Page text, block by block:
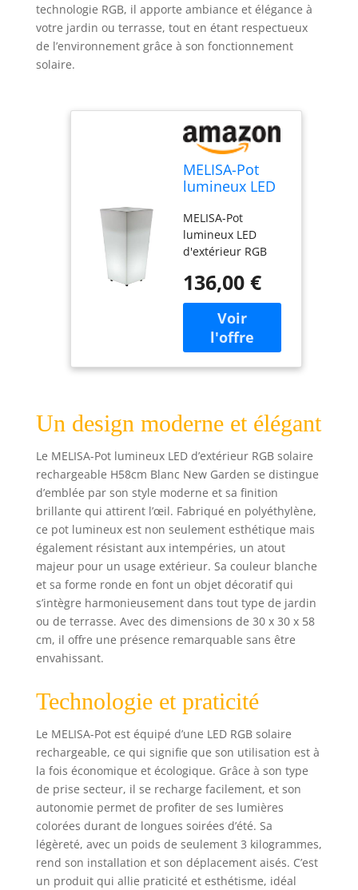
technologie RGB, il apporte ambiance et élégance à
votre jardin ou terrasse, tout en étant respectueux
de l’environnement grâce à son fonctionnement
solaire.
MELISA-Pot
lumineux LED
RGB solaire
rechargeable
H58cm Blanc
MELISA-Pot
lumineux LED
d'extérieur RGB
rechargeable
H58cm Blanc New
Garden H 58cm / L
30cm / base L
21cm / profondeur
de plantation 25cm
136,00 €
Un design moderne et élégant
Le MELISA-Pot lumineux LED d’extérieur RGB solaire
rechargeable H58cm Blanc New Garden se distingue
d’emblée par son style moderne et sa finition
brillante qui attirent l’œil. Fabriqué en polyéthylène,
ce pot lumineux est non seulement esthétique mais
également résistant aux intempéries, un atout
majeur pour un usage extérieur. Sa couleur blanche
et sa forme ronde en font un objet décoratif qui
s’intègre harmonieusement dans tout type de jardin
ou de terrasse. Avec des dimensions de 30 x 30 x 58
cm, il offre une présence remarquable sans être
envahissant.
Technologie et praticité
Le MELISA-Pot est équipé d’une LED RGB solaire
rechargeable, ce qui signifie que son utilisation est à
la fois économique et écologique. Grâce à son type
de prise secteur, il se recharge facilement, et son
autonomie permet de profiter de ses lumières
colorées durant de longues soirées d’été. Sa
légèreté, avec un poids de seulement 3 kilogrammes,
rend son installation et son déplacement aisés. C’est
un produit qui allie praticité et esthétisme, idéal